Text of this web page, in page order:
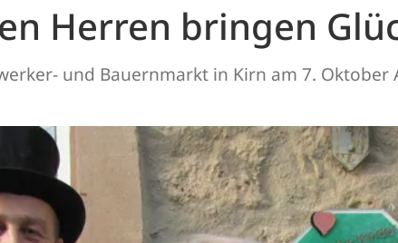
Herren bringen
und Bauernmarkt in Kirn am 7. Oktober